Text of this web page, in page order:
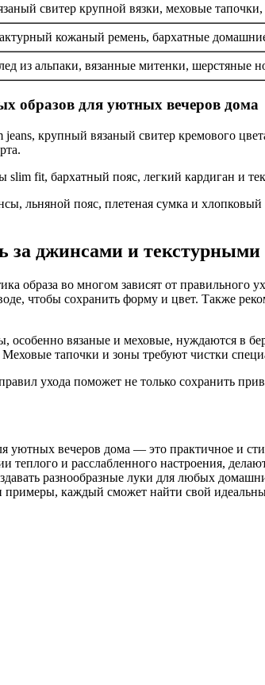
свитер крупной вязки, меховые
кожаный ремень, бархатные
из альпаки, вязанные митенки, шерстяные
образов для уютных вечеров дома
крупный вязаный свитер кремового
slim fit, бархатный пояс, легкий кардиган и
льняной пояс, плетеная сумка и
за джинсами и
образа во многом зависят от
чтобы сохранить форму и цвет. Также
особенно вязаные и меховые, нуждаются в
тапочки и зоны требуют чистки
ухода поможет не только сохранить
уютных вечеров дома — это практичное и
теплого и расслабленного настроения,
разнообразные луки для любых
примеры, каждый сможет найти свой